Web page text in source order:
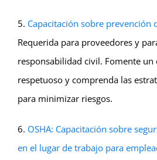
5. Capacitación sobre prevención
Requerida para proveedores y
responsabilidad civil. Fomente
respetuoso y comprenda las
para minimizar riesgos.
6. OSHA: Capacitación sobre
en el lugar de trabajo para